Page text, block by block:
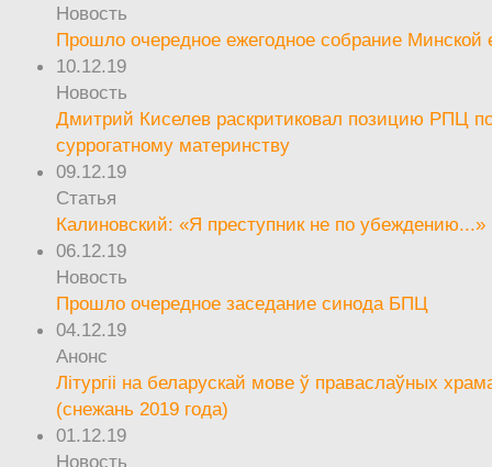
Новость
Прошло очередное ежегодное собрание
10.12.19
Новость
Дмитрий Киселев раскритиковал позицию РПЦ
суррогатному материнству
09.12.19
Статья
Калиновский: «Я преступник не по убеждению...»
06.12.19
Новость
Прошло очередное заседание синода БПЦ
04.12.19
Анонс
Літургіі на беларускай мове ў праваслаўных
(снежань 2019 года)
01.12.19
Новость